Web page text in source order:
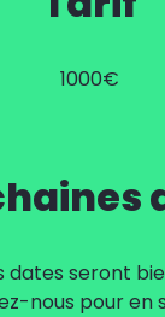
1000€
dates seront
nous pour en